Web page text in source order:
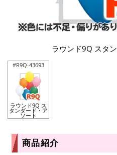
ラウンド9Q スタ
#R9Q-43693
ラウンド9Q ス
タンダード・ア
ソート
商品紹介